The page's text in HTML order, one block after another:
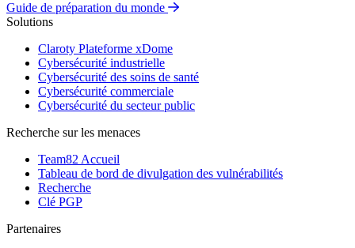
Guide de préparation du monde
Solutions
Claroty Plateforme xDome
Cybersécurité industrielle
Cybersécurité des soins de santé
Cybersécurité commerciale
Cybersécurité du secteur public
Recherche sur les menaces
Team82 Accueil
Tableau de bord de divulgation des vulnérabilités
Recherche
Clé PGP
Partenaires